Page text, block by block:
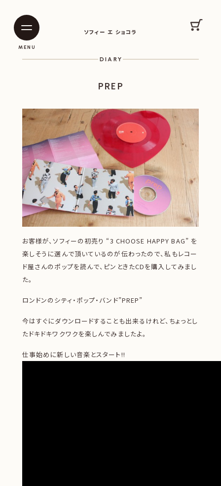
ソフィー エ ショコラ
MENU
カー
DIARY
PREP
お客様が、ソフィーの初売り “3 CHOOSE HAPPY BAG” を
楽しそうに選んで頂いているのが伝わったので、私もレコー
ド屋さんのポップを読んで、ピンときたCDを購入してみまし
た。
ロンドンのシティ・ポップ・バンド”PREP”
今はすぐにダウンロードすることも出来るけれど、ちょっとし
たドキドキワクワクを楽しんでみましたよ。
仕事始めに新しい音楽とスタート!!